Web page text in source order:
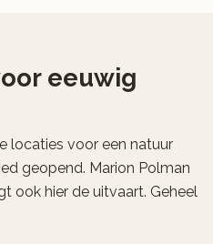
eeuwig
locaties voor een natuur
geopend. Marion Polman
ook hier de uitvaart. Geheel